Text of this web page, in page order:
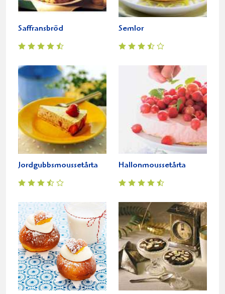
Saffransbröd Semlor
Jordgubbsmoussetårta Hallonmoussetårta